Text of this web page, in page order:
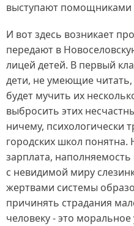
выступают помощниками
И вот здесь возникает
передают в
лицей детей. В первый
дети, не умеющие
будет мучить их
выбросить этих
ничему, психологически
городских школ
зарплата, наполняемость
с невидимой миру
жертвами системы
причинять страдания
человеку - это